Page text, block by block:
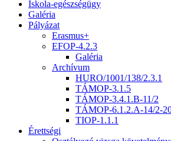
Iskola-egészségügy
Galéria
Pályázat
Erasmus+
EFOP-4.2.3
Galéria
Archívum
HURO/1001/138/2.3.1
TÁMOP-3.1.5
TÁMOP-3.4.1.B-11/2
TÁMOP-6.1.2.A-14/2-
TIOP-1.1.1
Érettségi